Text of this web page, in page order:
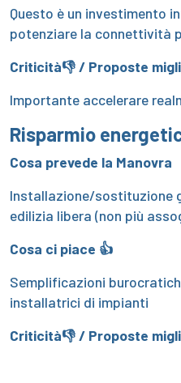
Questo è un investimento
potenziare la connettività
Criticità👎 / Proposte
Importante accelerare
Risparmio
Cosa prevede la Manovra
Installazione/sostituzione
edilizia libera (non più
Cosa ci piace 👍
Semplificazioni
installatrici di impianti
Criticità👎 / Proposte